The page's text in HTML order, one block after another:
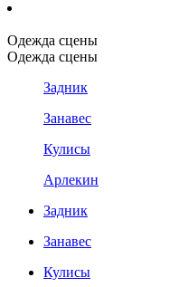
Одежда сцены
Одежда сцены
Задник
Занавес
Кулисы
Арлекин
Задник
Занавес
Кулисы